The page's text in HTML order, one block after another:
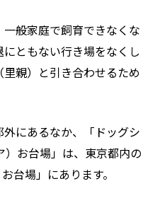
一般家庭で飼育できなくな
ともない行き場をなくし
親）と引き合わせるため
にあるなか、「ドッグシ
お台場」は、東京都内の
台場」にあります。